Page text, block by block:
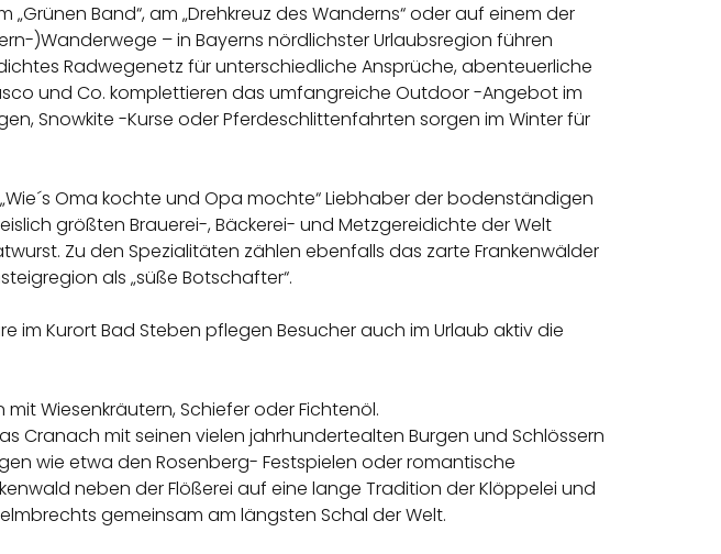
Band“, am „Drehkreuz des Wanderns“ oder auf einem der
)Wanderwege – in Bayerns nördlichster Urlaubsregion führen
Radwegenetz für unterschiedliche Ansprüche, abenteuerliche
und Co. komplettieren das umfangreiche Outdoor -Angebot im
Snowkite -Kurse oder Pferdeschlittenfahrten sorgen im Winter für
Oma kochte und Opa mochte“ Liebhaber der bodenständigen
größten Brauerei-, Bäckerei- und Metzgereidichte der Welt
Zu den Spezialitäten zählen ebenfalls das zarte Frankenwälder
als „süße Botschafter“.
im Kurort Bad Steben pflegen Besucher auch im Urlaub aktiv die
Wiesenkräutern, Schiefer oder Fichtenöl.
Cranach mit seinen vielen jahrhundertealten Burgen und Schlössern
wie etwa den Rosenberg- Festspielen oder romantische
neben der Flößerei auf eine lange Tradition der Klöppelei und
gemeinsam am längsten Schal der Welt.